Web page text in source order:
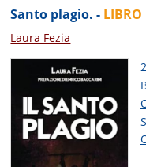
Santo plagio. - LIBRO
Laura Fezia